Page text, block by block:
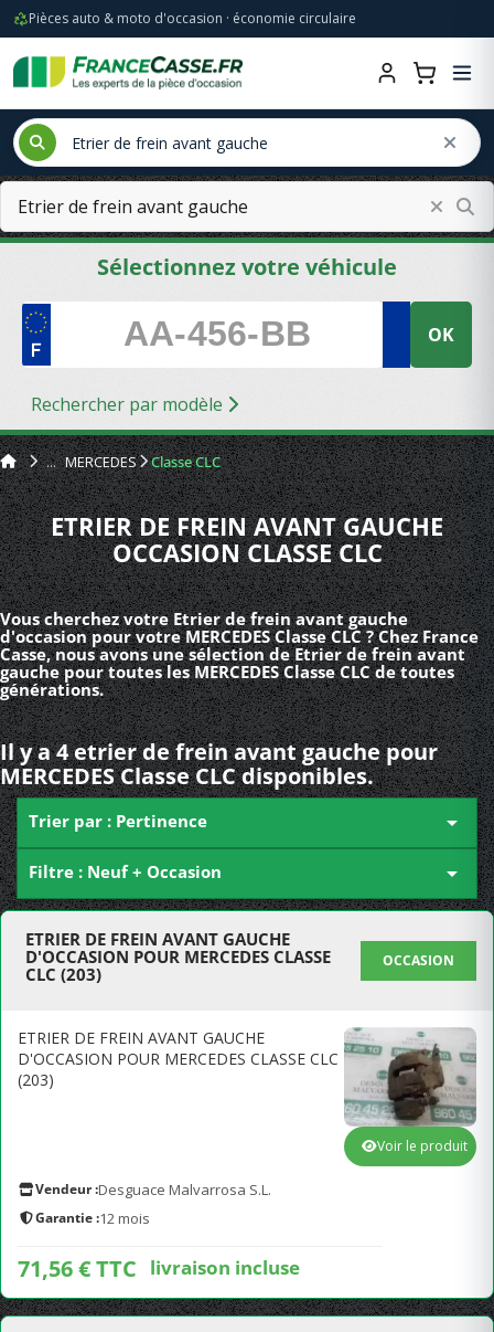
Pièces auto & moto d'occasion · économie circulaire
Sélectionnez votre véhicule
OK
Rechercher par modèle
MERCEDES Classe CLC
ETRIER DE FREIN AVANT GAUCHE
OCCASION CLASSE CLC
Vous cherchez votre Etrier de frein avant gauche
d'occasion pour votre MERCEDES Classe CLC ? Chez France
Casse, nous avons une sélection de Etrier de frein avant
gauche pour toutes les MERCEDES Classe CLC de toutes
générations.
Il y a 4 etrier de frein avant gauche pour
MERCEDES Classe CLC disponibles.
Trier par : Pertinence 
Filtre : Neuf + Occasion 
ETRIER DE FREIN AVANT GAUCHE
D'OCCASION POUR MERCEDES CLASSE
CLC (203)
OCCASION
ETRIER DE FREIN AVANT GAUCHE
D'OCCASION POUR MERCEDES CLASSE CLC
(203)
Vendeur :Desguace Malvarrosa S.L.
Garantie :12 mois
71,56 € TTC livraison incluse
Voir le produit